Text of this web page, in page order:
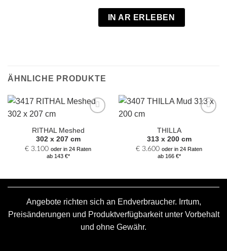
IN AR ERLEBEN
ÄHNLICHE PRODUKTE
Auswahl
hinzufügen
RITHAL Meshed
302 x 207 cm
€ 3.100 oder in 24 Raten
ab 143 €*
THILLA
313 x 200 cm
€ 3.600 oder in 24 Raten
ab 166 €*
Angebote richten sich an Endverbraucher. Irrtum,
Preisänderungen und Produktverfügbarkeit unter Vorbehalt
und ohne Gewähr.